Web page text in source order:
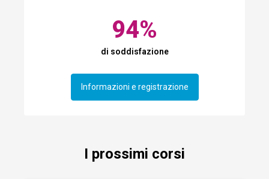
94%
di soddisfazione
Informazioni e registrazione
I prossimi corsi